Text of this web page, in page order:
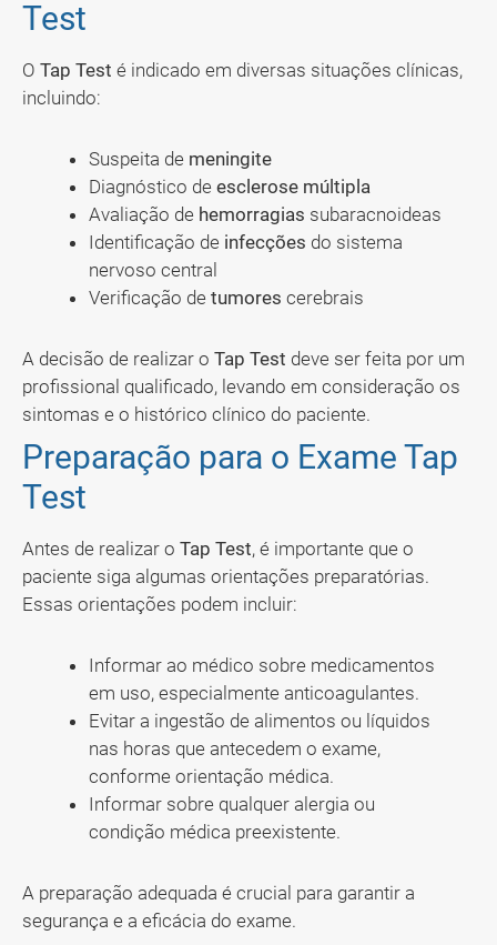
Test
O Tap Test é indicado em diversas situações clínicas,
incluindo:
Suspeita de meningite
Diagnóstico de esclerose múltipla
Avaliação de hemorragias subaracnoideas
Identificação de infecções do sistema
nervoso central
Verificação de tumores cerebrais
A decisão de realizar o Tap Test deve ser feita por um
profissional qualificado, levando em consideração os
sintomas e o histórico clínico do paciente.
Preparação para o Exame Tap
Test
Antes de realizar o Tap Test, é importante que o
paciente siga algumas orientações preparatórias.
Essas orientações podem incluir:
Informar ao médico sobre medicamentos
em uso, especialmente anticoagulantes.
Evitar a ingestão de alimentos ou líquidos
nas horas que antecedem o exame,
conforme orientação médica.
Informar sobre qualquer alergia ou
condição médica preexistente.
A preparação adequada é crucial para garantir a
segurança e a eficácia do exame.